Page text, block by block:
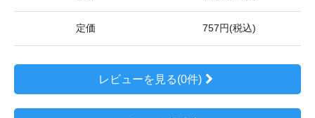
定価 757円(税込)
レビューを見る(0件)